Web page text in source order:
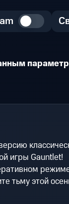
игры Gauntlet!
тьму этой